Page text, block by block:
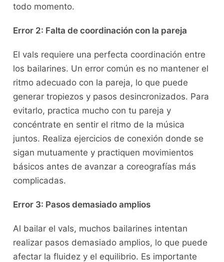
todo⁤ momento.
Error 2: Falta de coordinación con⁢ la ⁢pareja
El vals requiere una perfecta coordinación entre
los bailarines. Un error⁣ común es no ⁢mantener el
ritmo adecuado con la pareja,‌ lo que puede
generar tropiezos y pasos desincronizados. Para
evitarlo, practica mucho con‌ tu ‌pareja y
concéntrate en ‍sentir el ritmo de la‍ música
juntos. Realiza ejercicios de conexión donde se
sigan mutuamente ⁣y practiquen movimientos
básicos ‌antes de avanzar a coreografías más
complicadas.
Error 3: ‌Pasos demasiado ‍amplios
Al bailar el vals, muchos bailarines ⁣intentan
realizar pasos demasiado amplios, lo que⁣ puede
afectar la ⁢fluidez y el equilibrio. Es importante